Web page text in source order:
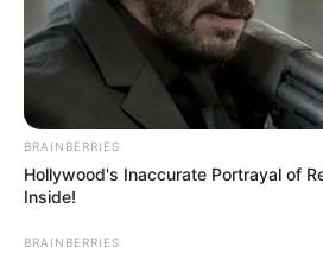
BRAINBERRIES
Hollywood's Inaccurate Portrayal of
Inside!
BRAINBERRIES